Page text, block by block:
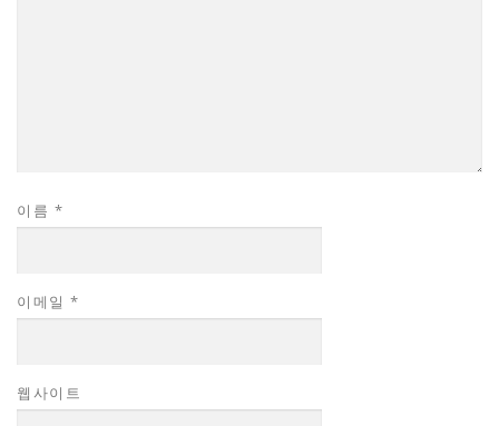
이름 *
이메일 *
웹사이트